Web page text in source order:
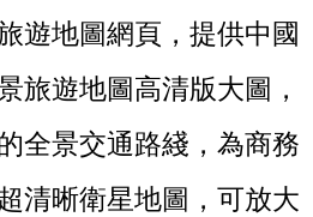
遊地圖網頁，提供中國
旅遊地圖高清版大圖，
全景交通路綫，為商務
清晰衛星地圖，可放大